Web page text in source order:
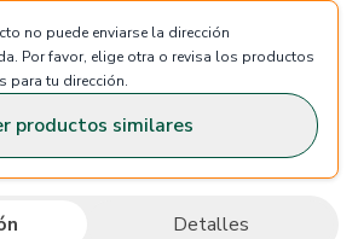
no puede enviarse la dirección
Por favor, elige otra o revisa los productos
para tu dirección.
productos similares
Detalles